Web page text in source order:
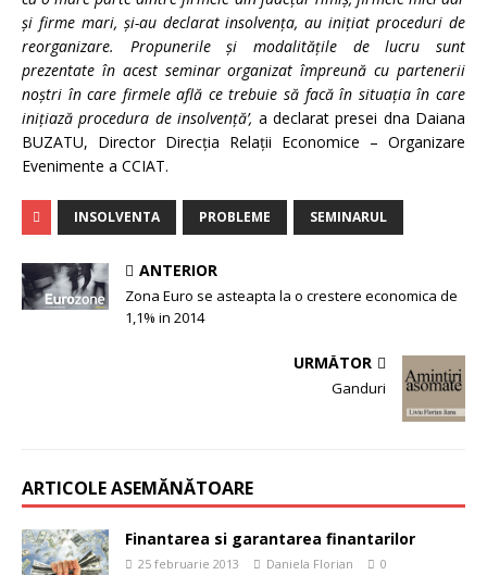
şi firme mari, şi-au declarat insolvenţa, au iniţiat proceduri de
reorganizare. Propunerile şi modalităţile de lucru sunt
prezentate în acest seminar organizat împreună cu partenerii
noştri în care firmele află ce trebuie să facă în situaţia în care
iniţiază procedura de insolvenţă’, a declarat presei dna Daiana
BUZATU, Director Direcţia Relaţii Economice – Organizare
Evenimente a CCIAT.
INSOLVENTA PROBLEME SEMINARUL
ANTERIOR
Zona Euro se asteapta la o crestere economica de
1,1% in 2014
URMĂTOR
Ganduri
ARTICOLE ASEMĂNĂTOARE
Finantarea si garantarea finantarilor
25 februarie 2013 Daniela Florian 0